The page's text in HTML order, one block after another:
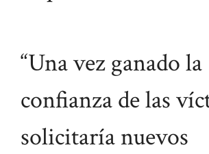
“Una vez ganado la
confianza de las
solicitaría nuevos